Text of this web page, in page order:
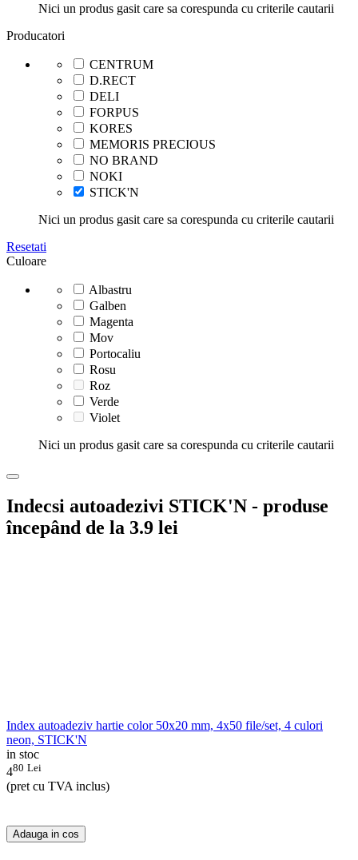
Nici un produs gasit care sa corespunda cu criterile cautarii
Producatori
CENTRUM
D.RECT
DELI
FORPUS
KORES
MEMORIS PRECIOUS
NO BRAND
NOKI
STICK'N
Nici un produs gasit care sa corespunda cu criterile cautarii
Resetati
Culoare
Albastru
Galben
Magenta
Mov
Portocaliu
Rosu
Roz
Verde
Violet
Nici un produs gasit care sa corespunda cu criterile cautarii
Indecsi autoadezivi STICK'N - produse
începând de la 3.9 lei
Index autoadeziv hartie color 50x20 mm, 4x50 file/set, 4 culori
neon, STICK'N
in stoc
480 Lei
(pret cu TVA inclus)
Adauga in cos